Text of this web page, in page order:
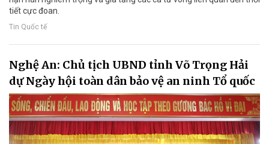
tiết cực đoan.
Tin Quốc tế
Nghệ An: Chủ tịch UBND tỉnh Võ Trọng Hải
dự Ngày hội toàn dân bảo vệ an ninh Tổ quốc